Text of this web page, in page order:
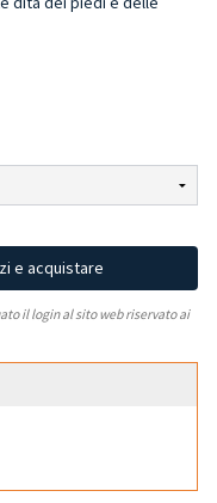
e acquistare
il login al sito web riservato ai